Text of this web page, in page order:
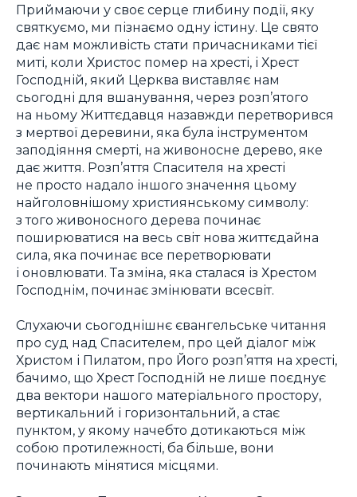
Приймаючи у своє серце глибину події, яку
святкуємо, ми пізнаємо одну істину. Це свято
дає нам можливість стати причасниками тієї
миті, коли Христос помер на хресті, і Хрест
Господній, який Церква виставляє нам
сьогодні для вшанування, через розп’ятого
на ньому Життєдавця назавжди перетворився
з мертвої деревини, яка була інструментом
заподіяння смерті, на живоносне дерево, яке
дає життя. Розп’яття Спасителя на хресті
не просто надало іншого значення цьому
найголовнішому християнському символу:
з того живоносного дерева починає
поширюватися на весь світ нова життєдайна
сила, яка починає все перетворювати
і оновлювати. Та зміна, яка сталася із Хрестом
Господнім, починає змінювати всесвіт.
Слухаючи сьогоднішнє євангельське читання
про суд над Спасителем, про цей діалог між
Христом і Пилатом, про Його розп’яття на хресті,
бачимо, що Хрест Господній не лише поєднує
два вектори нашого матеріального простору,
вертикальний і горизонтальний, а стає
пунктом, у якому начебто дотикаються між
собою протилежності, ба більше, вони
починають мінятися місцями.